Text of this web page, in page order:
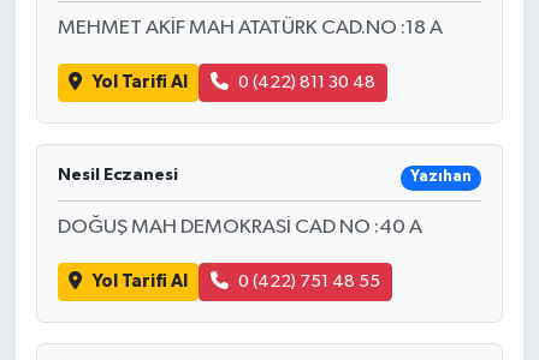
MEHMET AKİF MAH ATATÜRK CAD.NO :18 A
Yol Tarifi Al 0 (422) 811 30 48
Nesil Eczanesi Yazıhan
DOĞUŞ MAH DEMOKRASİ CAD NO :40 A
Yol Tarifi Al 0 (422) 751 48 55